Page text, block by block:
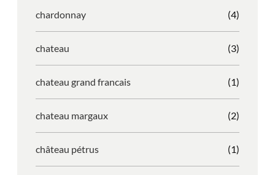
chardonnay (4)
chateau (3)
chateau grand francais (1)
chateau margaux (2)
château pétrus (1)